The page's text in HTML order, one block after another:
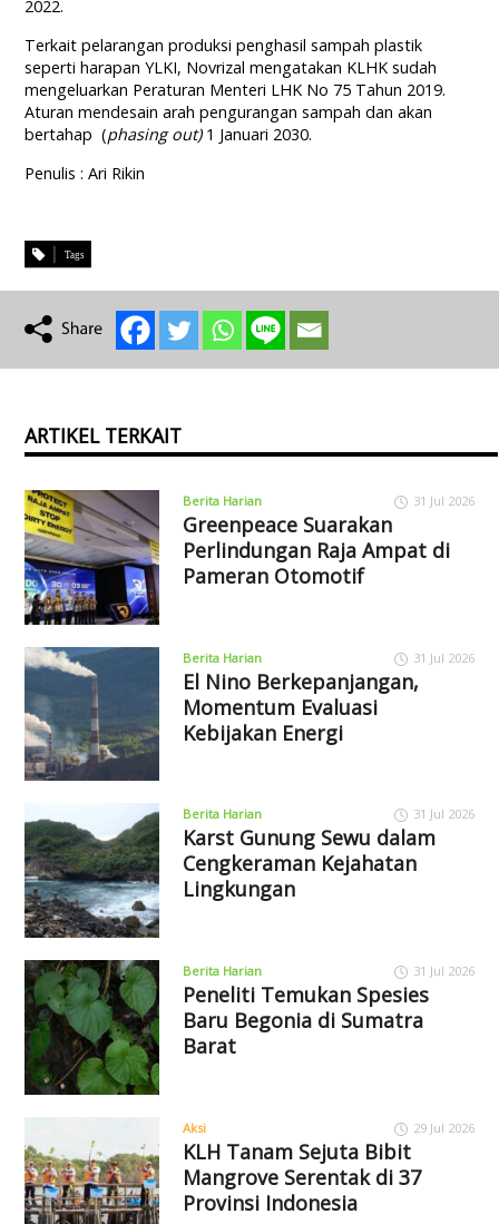
2022.
Terkait pelarangan produksi penghasil sampah plastik
seperti harapan YLKI, Novrizal mengatakan KLHK sudah
mengeluarkan Peraturan Menteri LHK No 75 Tahun 2019.
Aturan mendesain arah pengurangan sampah dan akan
bertahap (phasing out)1 Januari 2030.
Penulis : Ari Rikin
ARTIKEL TERKAIT
Berita Harian 31 Jul 2026
Greenpeace Suarakan
Perlindungan Raja Ampat di
Pameran Otomotif
Berita Harian 31 Jul 2026
El Nino Berkepanjangan,
Momentum Evaluasi
Kebijakan Energi
Berita Harian 31 Jul 2026
Karst Gunung Sewu dalam
Cengkeraman Kejahatan
Lingkungan
Berita Harian 31 Jul 2026
Peneliti Temukan Spesies
Baru Begonia di Sumatra
Barat
Aksi 29 Jul 2026
KLH Tanam Sejuta Bibit
Mangrove Serentak di 37
Provinsi Indonesia